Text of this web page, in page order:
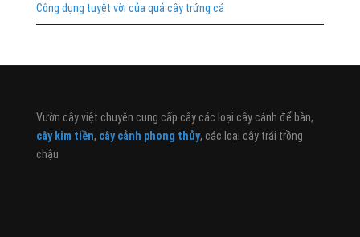
Công dụng tuyệt vời của quả cây trứng cá
Vườn cây việt chuyên cung cấp cây các loại cây cảnh để bàn,
cây kim tiền, cây cảnh phong thủy, các loại cây trái trồng
chậu